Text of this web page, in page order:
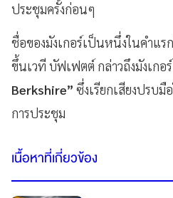
ประชุมครั้งก่อนๆ
ชื่อของมังเกอร์เป็นหนึ่งในคำแ
ขึ้นเวที บัฟเฟตต์ กล่าวถึงมังเกอ
Berkshire” ซึ่งเรียกเสียงปรบมื
การประชุม
เนื้อหาที่เกี่ยวข้อง